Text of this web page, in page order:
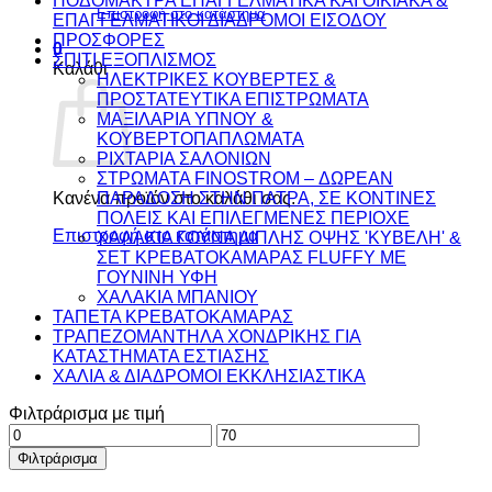
Επιστροφή στο κατάστημα
0
Καλάθι
Κανένα προϊόν στο καλάθι σας.
Επιστροφή στο κατάστημα
ΕΠΑΓΓΕΛΜΑΤΙΚΟΙ ΔΙΑΔΡΟΜΟΙ ΕΙΣΟΔΟΥ
ΠΡΟΣΦΟΡΕΣ
ΣΠΙΤΙ ΕΞΟΠΛΙΣΜΟΣ
ΗΛΕΚΤΡΙΚΕΣ ΚΟΥΒΕΡΤΕΣ &
ΠΡΟΣΤΑΤΕΥΤΙΚΑ ΕΠΙΣΤΡΩΜΑΤΑ
ΜΑΞΙΛΑΡΙΑ ΥΠΝΟΥ &
ΚΟΥΒΕΡΤΟΠΑΠΛΩΜΑΤΑ
ΡΙΧΤΑΡΙΑ ΣΑΛΟΝΙΩΝ
ΣΤΡΩΜΑΤΑ FINOSTROM – ΔΩΡΕΑΝ
ΠΑΡΑΔΟΣΗ ΣΤΗΝ ΠΑΤΡΑ, ΣΕ ΚΟΝΤΙΝΕΣ
ΠΟΛΕΙΣ ΚΑΙ ΕΠΙΛΕΓΜΕΝΕΣ ΠΕΡΙΟΧΕ
ΧΑΛΑΚΙΑ ΓΟΥΝΑ ΔΙΠΛΗΣ ΟΨΗΣ 'ΚΥΒΕΛΗ' &
ΣΕΤ ΚΡΕΒΑΤΟΚΑΜΑΡΑΣ FLUFFY ΜΕ
ΓΟΥΝΙΝΗ ΥΦΗ
ΧΑΛΑΚΙΑ ΜΠΑΝΙΟΥ
ΤΑΠΕΤΑ ΚΡΕΒΑΤΟΚΑΜΑΡΑΣ
ΤΡΑΠΕΖΟΜΑΝΤΗΛΑ ΧΟΝΔΡΙΚΗΣ ΓΙΑ
ΚΑΤΑΣΤΗΜΑΤΑ ΕΣΤΙΑΣΗΣ
ΧΑΛΙΑ & ΔΙΑΔΡΟΜΟΙ ΕΚΚΛΗΣΙΑΣΤΙΚΑ
Φιλτράρισμα με τιμή
Ελάχιστη
τιμή
Μέγιστη
τιμή
Φιλτράρισμα